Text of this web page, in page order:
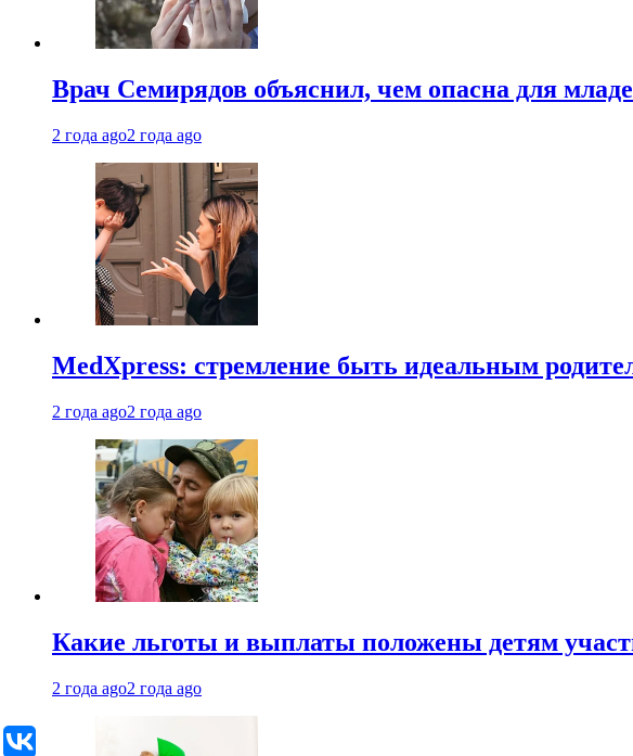
Врач Семирядов объяснил, чем опасна для
2 года ago2 года ago
MedXpress: стремление быть идеальным
2 года ago2 года ago
Какие льготы и выплаты положены детям
2 года ago2 года ago